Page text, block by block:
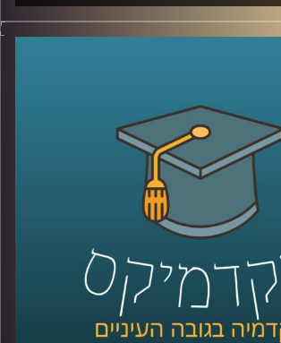
על מחלות קשות כמו סרטן, אנחנו בדרך
גנים ואולי גם כימותרפיה. אבל יש
זו שכבת הסוכרים, שרשראות זעירות
שלנו, כמו סוג של “תעודת זהות”
הזו משתנה, זה יכול להופיע בסרטן, אבל
במחלות אחרות, למשל אנדומטריוזיס, מחלה
לוקח שנים עד שמקבלים עליה
היא האם אפשר לקחת את השינויים
ולהפוך אותם לשפה חדשה של רפואה, גם
וגם לטיפול מדויק יותר.
נכנסים לעולם הזה, עולם הגליקוביולוגיה
איך הופכים שינוי קטן על פני תא לכלי
מחלה מוקדם יותר או לתקוף אותה